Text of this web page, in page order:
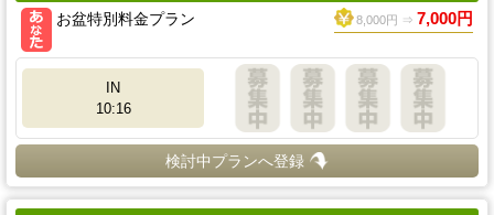
お盆特別料金プラン
8,000円 ⇒ 7,000円
IN
10:16
検討中プランへ登録